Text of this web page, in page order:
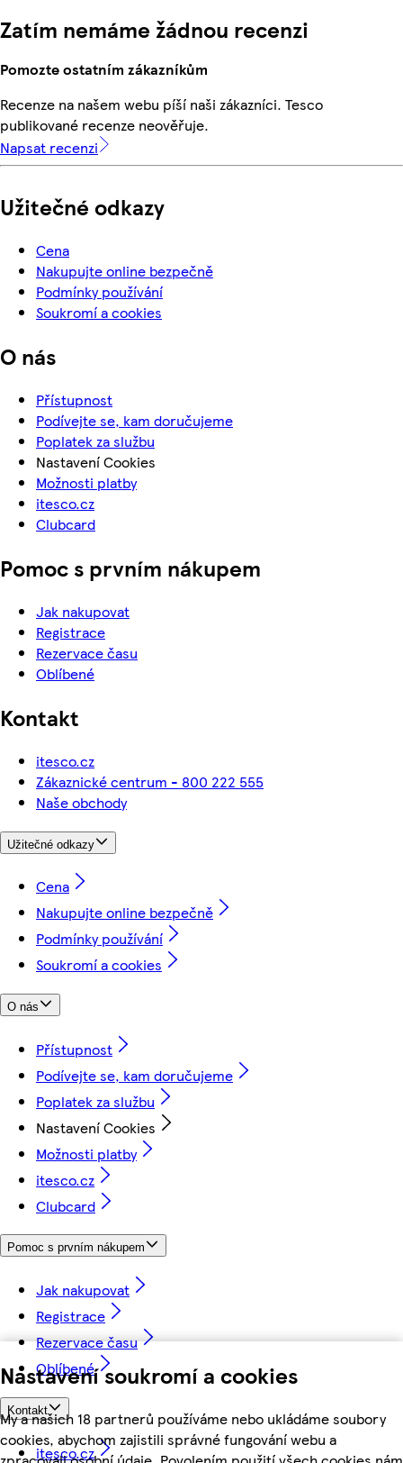
Nastavení soukromí a cookies
My a našich 18 partnerů používáme nebo ukládáme soubory
cookies, abychom zajistili správné fungování webu a
Zatím nemáme žádnou recenzi
Pomozte ostatním zákazníkům
Recenze na našem webu píší naši zákazníci. Tesco
publikované recenze neověřuje.
Napsat recenzi
Užitečné odkazy
Cena
Nakupujte online bezpečně
Podmínky používání
Soukromí a cookies
O nás
Přístupnost
Podívejte se, kam doručujeme
Poplatek za službu
Nastavení Cookies
Možnosti platby
itesco.cz
Clubcard
Pomoc s prvním nákupem
Jak nakupovat
Registrace
Rezervace času
Oblíbené
Kontakt
itesco.cz
Zákaznické centrum - 800 222 555
Naše obchody
Užitečné odkazy
Cena
Nakupujte online bezpečně
Podmínky používání
Soukromí a cookies
O nás
Přístupnost
Podívejte se, kam doručujeme
Poplatek za službu
Nastavení Cookies
Možnosti platby
itesco.cz
Clubcard
Pomoc s prvním nákupem
Jak nakupovat
Registrace
Rezervace času
Oblíbené
Kontakt
itesco.cz